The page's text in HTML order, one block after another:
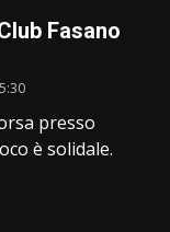
Fasano
presso
è solidale.